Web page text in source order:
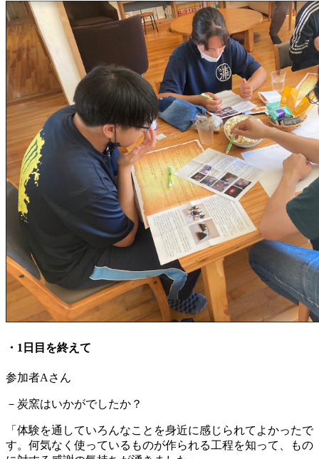
・1日目を終えて
参加者Aさん
－炭窯はいかがでしたか？
「体験を通していろんなことを身近に感じられてよかったで
す。何気なく使っているものが作られる工程を知って、もの